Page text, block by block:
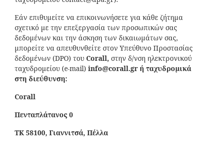
Εάν επιθυμείτε να επικοινωνήσετε για κάθε ζήτημα
σχετικό με την επεξεργασία των προσωπικών σας
δεδομένων και την άσκηση των δικαιωμάτων σας,
μπορείτε να απευθυνθείτε στον Υπεύθυνο Προστασίας
δεδομένων (DPO) του Corall, στην δ/νση ηλεκτρονικού
ταχυδρομείου (e-mail) info@corall.gr ή ταχυδρομικά
στη διεύθυνση:
Corall
Πενταπλάτανος 0
ΤΚ 58100, Γιαννιτσά, Πέλλα